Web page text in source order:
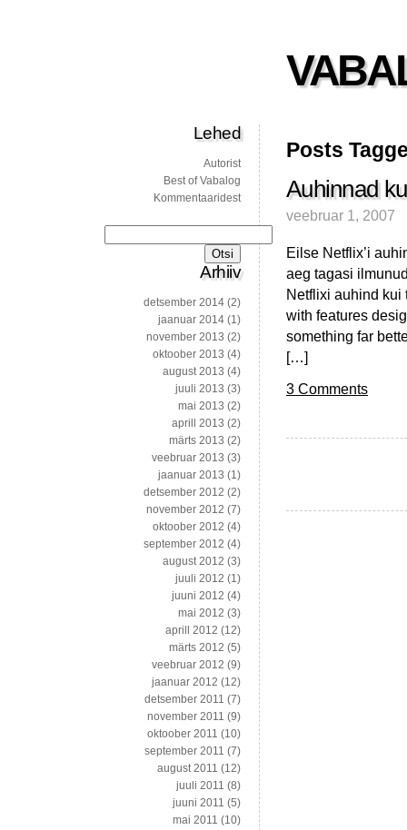
Posts
Auhinnad
veebruar 1, 2007
Eilse Netflix’i
aeg tagasi
Netflixi auhind kui
with features
something far
[…]
3 Comments
Lehed
Autorist
Best of Vabalog
Kommentaaridest
Arhiiv
detsember 2014 (2)
jaanuar 2014 (1)
november 2013 (2)
oktoober 2013 (4)
august 2013 (4)
juuli 2013 (3)
mai 2013 (2)
aprill 2013 (2)
märts 2013 (2)
veebruar 2013 (3)
jaanuar 2013 (1)
detsember 2012 (2)
november 2012 (7)
oktoober 2012 (4)
september 2012 (4)
august 2012 (3)
juuli 2012 (1)
juuni 2012 (4)
mai 2012 (3)
aprill 2012 (12)
märts 2012 (5)
veebruar 2012 (9)
jaanuar 2012 (12)
detsember 2011 (7)
november 2011 (9)
oktoober 2011 (10)
september 2011 (7)
august 2011 (12)
juuli 2011 (8)
juuni 2011 (5)
mai 2011 (10)